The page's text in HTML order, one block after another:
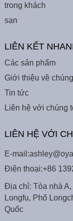
trong khách
sạn
LIÊN KẾT
Các sản phẩm
Giới thiệu về
Tin tức
Liên hệ với chúng
LIÊN HỆ VỚI
E-mail:
Điện thoại:+86
Địa chỉ: Tòa nhà
Longfu, Phố
Quốc